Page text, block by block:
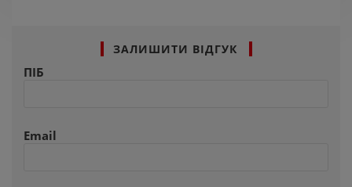
ЗАЛИШИТИ ВІДГУК
ПІБ
Email